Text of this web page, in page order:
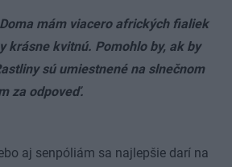
mám viacero afrických fialiek
krásne kvitnú. Pomohlo by, ak by
sú umiestnené na slnečnom
za odpoveď.
aj senpóliám sa najlepšie darí na